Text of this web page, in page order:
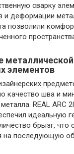
сварку
и деформации
позволили
элементов
качество шва и
REAL ARC
идеальную
брызг, что
на последующую